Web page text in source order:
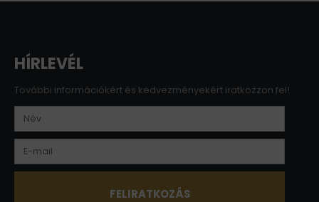
HÍRLEVÉL
További információkért és kedvezményekért iratkozzon fel!